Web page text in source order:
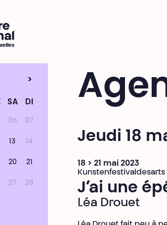
>
SA DI
06 07
13 14
20 21
27 28
Jeudi 18
18 > 21 mai 2023
Kunstenfestivaldesarts
J’ai une
Léa Drouet